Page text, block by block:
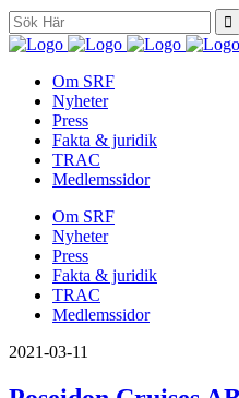
Search
for:
Om SRF
Nyheter
Press
Fakta & juridik
TRAC
Medlemssidor
Om SRF
Nyheter
Press
Fakta & juridik
TRAC
Medlemssidor
2021-03-11